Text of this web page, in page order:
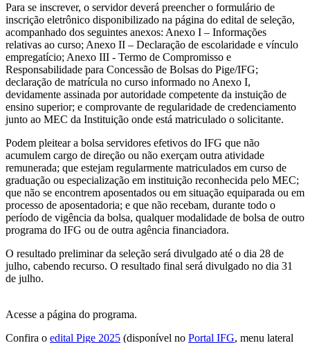
Para se inscrever, o servidor deverá preencher o formulário de
inscrição eletrônico disponibilizado na página do edital de seleção,
acompanhado dos seguintes anexos: Anexo I – Informações
relativas ao curso; Anexo II – Declaração de escolaridade e vínculo
empregatício; Anexo III - Termo de Compromisso e
Responsabilidade para Concessão de Bolsas do Pige/IFG;
declaração de matrícula no curso informado no Anexo I,
devidamente assinada por autoridade competente da instuição de
ensino superior; e comprovante de regularidade de credenciamento
junto ao MEC da Instituição onde está matriculado o solicitante.
Podem pleitear a bolsa servidores efetivos do IFG que não
acumulem cargo de direção ou não exerçam outra atividade
remunerada; que estejam regularmente matriculados em curso de
graduação ou especialização em instituição reconhecida pelo MEC;
que não se encontrem aposentados ou em situação equiparada ou em
processo de aposentadoria; e que não recebam, durante todo o
período de vigência da bolsa, qualquer modalidade de bolsa de outro
programa do IFG ou de outra agência financiadora.
O resultado preliminar da seleção será divulgado até o dia 28 de
julho, cabendo recurso. O resultado final será divulgado no dia 31
de julho.
Acesse a página do programa.
Confira o edital Pige 2025 (disponível no Portal IFG, menu lateral